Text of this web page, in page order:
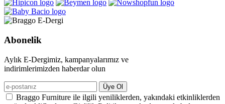
Abonelik
Aylık E-Dergimiz, kampanyalarımız ve
indirimlerimizden haberdar olun
Üye Ol
Braggo Furniture ile ilgili yeniliklerden, yakındaki etkinliklerden